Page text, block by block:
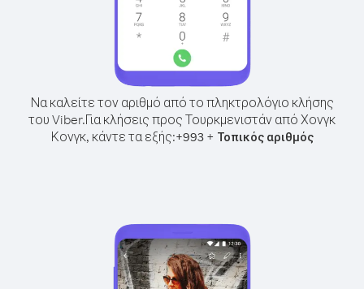
Να καλείτε τον αριθμό από το πληκτρολόγιο κλήσης
του Viber.Για κλήσεις προς Τουρκμενιστάν από Χονγκ
Κονγκ, κάντε τα εξής:+993+ Τοπικός αριθμός